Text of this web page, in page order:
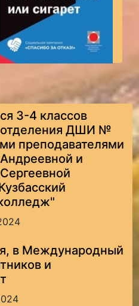
3-4 классов
отделения ДШИ №
преподавателями
и
в Международный
и